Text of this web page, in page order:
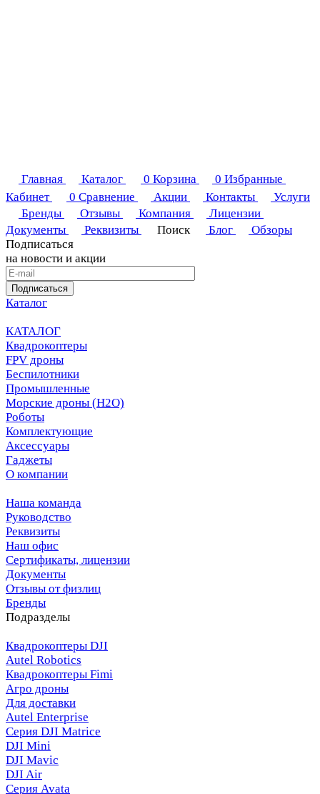
Главная Каталог 0 Корзина 0 Избранные
Кабинет
0 Сравнение Акции Контакты
Услуги
Бренды
Отзывы Компания
Лицензии
Документы
Реквизиты Поиск Блог
Обзоры
Подписаться
на новости и акции
Подписаться
Каталог
КАТАЛОГ
Квадрокоптеры
FPV дроны
Беспилотники
Промышленные
Морские дроны (H2O)
Роботы
Комплектующие
Аксессуары
Гаджеты
О компании
Наша команда
Руководство
Реквизиты
Наш офис
Сертификаты, лицензии
Документы
Отзывы от физлиц
Бренды
Подразделы
Квадрокоптеры DJI
Autel Robotics
Квадрокоптеры Fimi
Агро дроны
Для доставки
Autel Enterprise
Серия DJI Matrice
DJI Mini
DJI Mavic
DJI Air
Серия Avata